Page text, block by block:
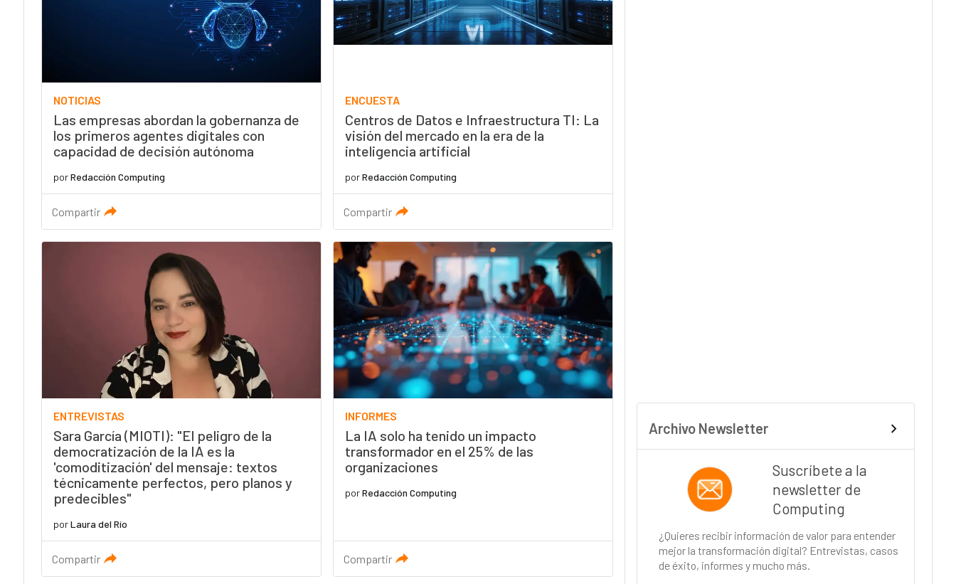
NOTICIAS
Las empresas abordan la gobernanza de
los primeros agentes digitales con
capacidad de decisión autónoma
porRedacción Computing
Compartir
ENCUESTA
Centros de Datos e Infraestructura TI: La
visión del mercado en la era de la
inteligencia artificial
porRedacción Computing
Compartir
ENTREVISTAS
Sara García (MIOTI): "El peligro de la
democratización de la IA es la
'comoditización' del mensaje: textos
técnicamente perfectos, pero planos y
predecibles"
porLaura del Río
Compartir
INFORMES
La IA solo ha tenido un impacto
transformador en el 25% de las
organizaciones
porRedacción Computing
Compartir
Archivo Newsletter
Suscríbete a la
newsletter de
Computing
¿Quieres recibir información de valor para entender
mejor la transformación digital? Entrevistas, casos
de éxito, informes y mucho más.